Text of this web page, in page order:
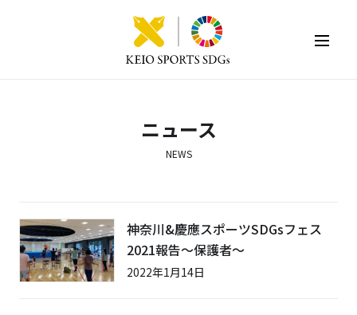
ニュース
NEWS
神奈川&慶應スポーツSDGsフェス
2021報告〜保護者〜
2022年1月14日